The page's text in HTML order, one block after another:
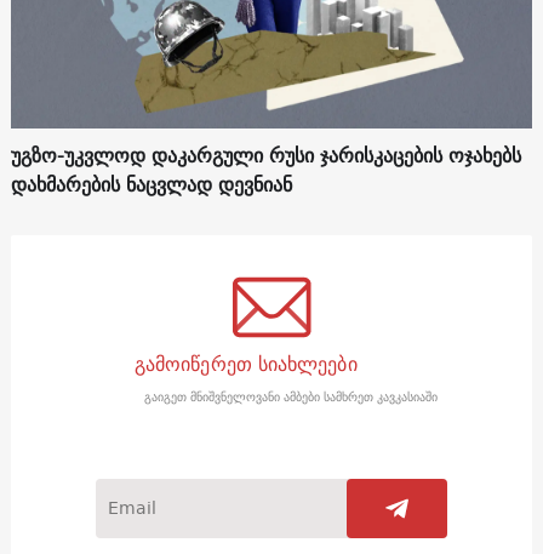
უგზო-უკვლოდ დაკარგული რუსი ჯარისკაცების ოჯახებს
დახმარების ნაცვლად დევნიან
გამოიწერეთ სიახლეები
გაიგეთ მნიშვნელოვანი ამბები სამხრეთ კავკასიაში